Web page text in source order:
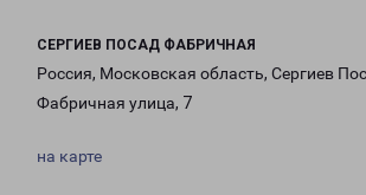
СЕРГИЕВ ПОСАД ФАБРИЧНАЯ
Россия, Московская область, Сергиев
Фабричная улица, 7
на карте